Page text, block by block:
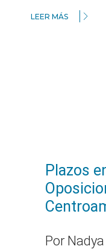
LEER MÁS
Plazos
Por